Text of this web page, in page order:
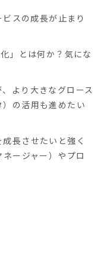
スの成長が止まり
」とは何か？気にな
より大きなグロース
の活用も進めたい
長させたいと強く
ージャー）やプロ